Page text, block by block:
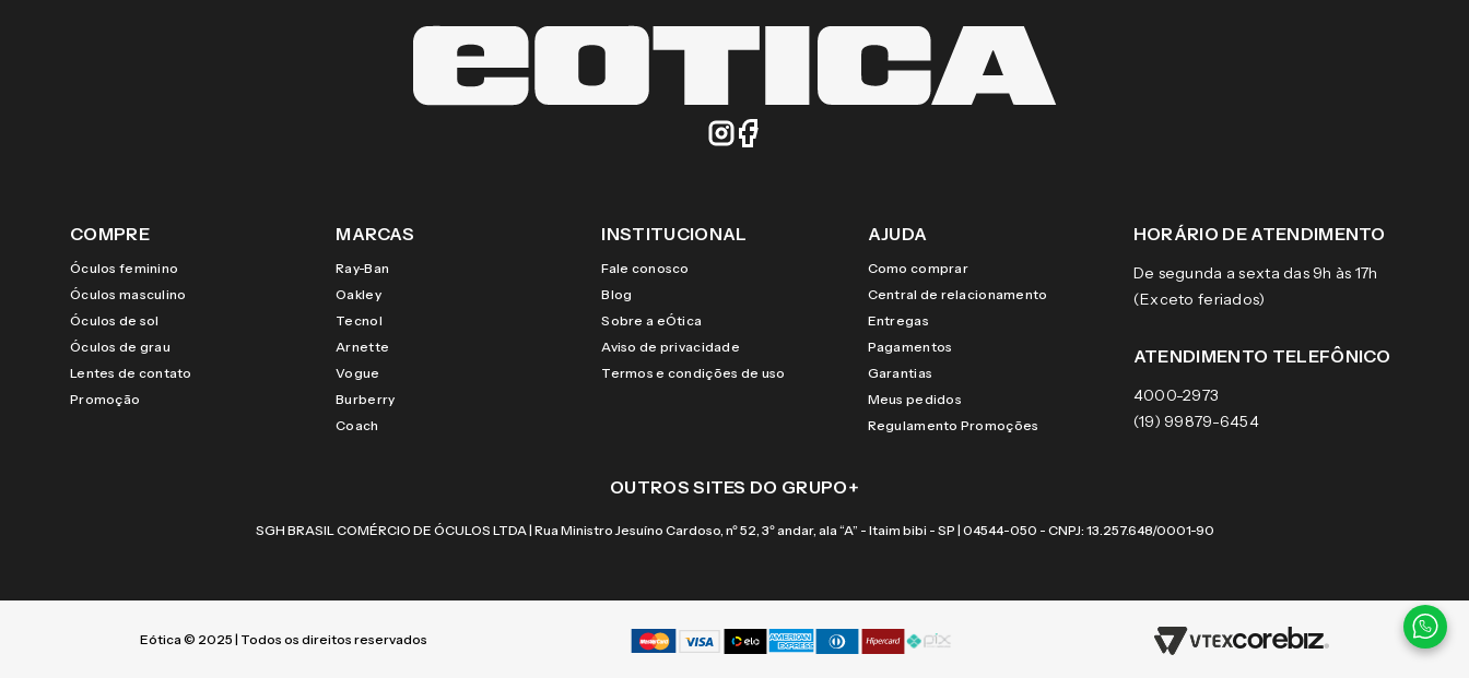
COMPRE
Óculos feminino
Óculos masculino
Óculos de sol
Óculos de grau
Lentes de contato
Promoção
MARCAS
Ray-Ban
Oakley
Tecnol
Arnette
Vogue
Burberry
Coach
INSTITUCIONAL
Fale conosco
Blog
Sobre a eÓtica
Aviso de privacidade
Termos e condições de uso
AJUDA
Como comprar
Central de relacionamento
Entregas
Pagamentos
Garantias
Meus pedidos
Regulamento Promoções
HORÁRIO DE ATENDIMENTO
De segunda a sexta das 9h às 17h
(Exceto feriados)
ATENDIMENTO TELEFÔNICO
4000-2973
(19) 99879-6454
OUTROS SITES DO GRUPO+
SGH BRASIL COMÉRCIO DE ÓCULOS LTDA | Rua Ministro Jesuíno Cardoso, nº 52, 3º andar, ala “A” - Itaim bibi - SP | 04544-050 - CNPJ: 13.257.648/0001-90
Eótica © 2025 | Todos os direitos reservados